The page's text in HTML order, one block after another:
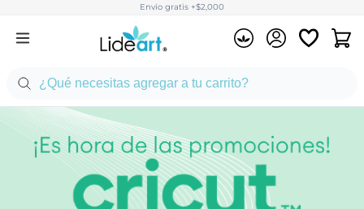
Envío gratis +$2,000